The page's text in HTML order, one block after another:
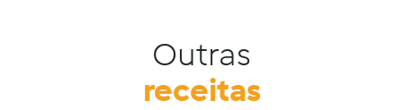
Outras
receitas